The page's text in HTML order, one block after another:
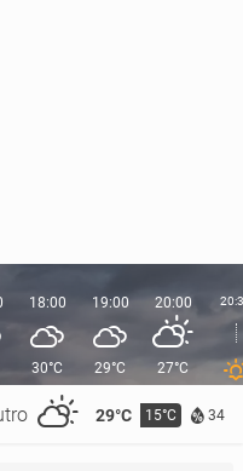
29°C 15°C 34
18:00
30°C
19:00
29°C
20:00
27°C